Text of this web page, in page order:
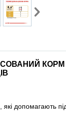
КОРМ
які допомагають